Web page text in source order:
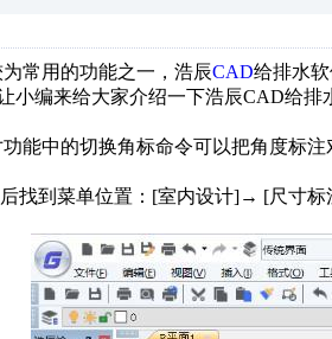
常用的功能之一，浩辰CAD给排水
小编来给大家介绍一下浩辰CAD给排
能中的切换角标命令可以把角度标
找到菜单位置：[室内设计]→ [尺寸